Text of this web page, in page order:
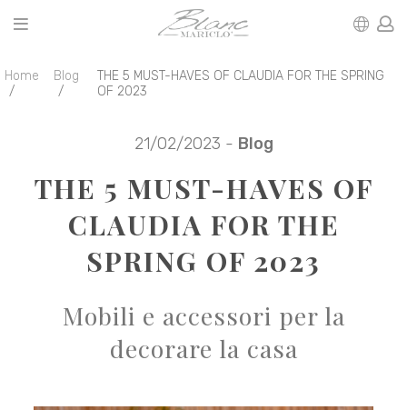
Home Blog
THE 5 MUST-HAVES OF CLAUDIA FOR THE SPRING
OF 2023
21/02/2023 - Blog
THE 5 MUST-HAVES OF
CLAUDIA FOR THE
SPRING OF 2023
Mobili e accessori per la
decorare la casa